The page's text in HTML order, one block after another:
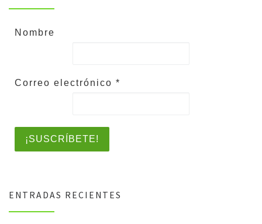
Nombre
Correo electrónico *
ENTRADAS RECIENTES